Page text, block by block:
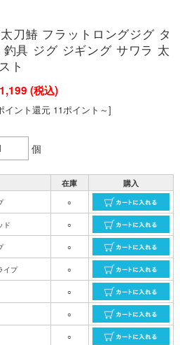
刀鰆 フラットロングジグ タ
具 ジグ ジギング サワラ 太
ト
(税込)
イント還元 11ポイント～]
個
在庫 購入
○
ド ○
○
イプ ○
○
○
○